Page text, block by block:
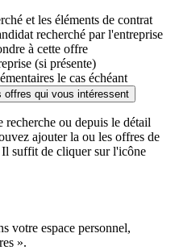
et les éléments de contrat
recherché par l'entreprise
à cette offre
(si présente)
le cas échéant
qui vous intéressent
recherche ou depuis le détail
ajouter la ou les offres de
suffit de cliquer sur l'icône
votre espace personnel,
».